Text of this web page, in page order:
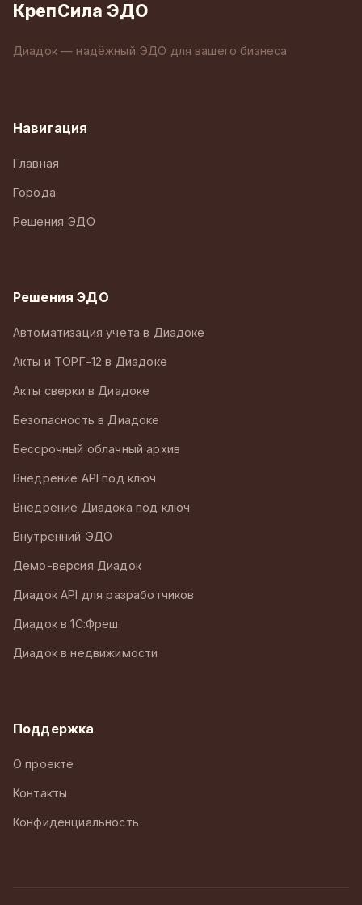
КрепСила ЭДО
Диадок — надёжный ЭДО для вашего бизнеса
Навигация
Главная
Города
Решения ЭДО
Решения ЭДО
Автоматизация учета в Диадоке
Акты и ТОРГ-12 в Диадоке
Акты сверки в Диадоке
Безопасность в Диадоке
Бессрочный облачный архив
Внедрение API под ключ
Внедрение Диадока под ключ
Внутренний ЭДО
Демо-версия Диадок
Диадок API для разработчиков
Диадок в 1С:Фреш
Диадок в недвижимости
Поддержка
О проекте
Контакты
Конфиденциальность